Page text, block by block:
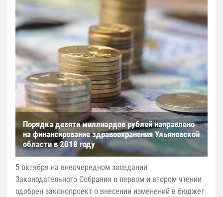
Порядка девяти миллиардов рублей направлено
на финансирование здравоохранения Ульяновской
области в 2018 году
5 октября на внеочередном заседании
Законодательного Собрания в первом и втором чтении
одобрен законопроект о внесении изменений в бюджет